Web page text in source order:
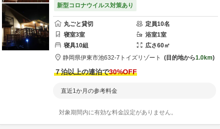
新型コロナウイルス対策あり
丸ごと貸切 定員10名
寝室3室 浴室1室
寝具10組 広さ60㎡
静岡県伊東市池632-7 トイズリゾート 目的地から1.0km
７泊以上の連泊で30%OFF
直近1か月の参考料金
対象期間内に有効な料金設定がありません。